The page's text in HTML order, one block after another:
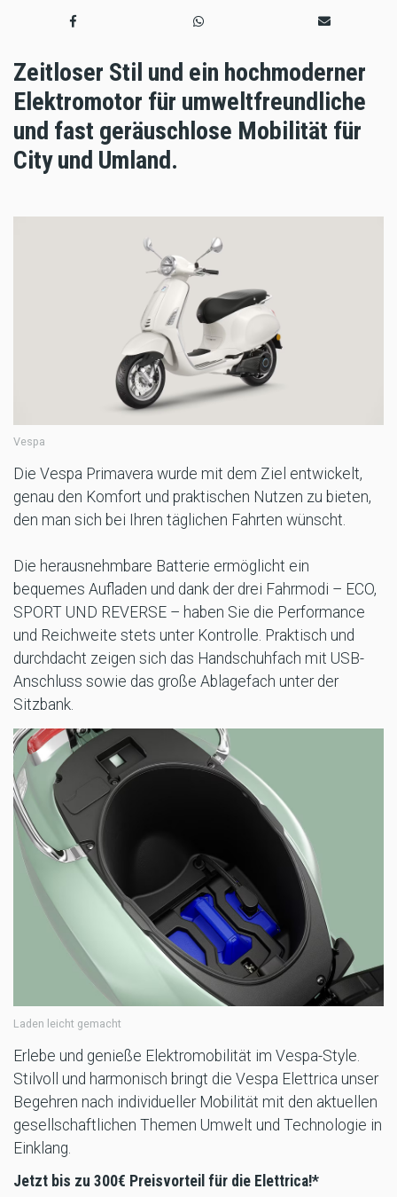
Zeitloser Stil und ein hochmoderner
Elektromotor für umweltfreundliche
und fast geräuschlose Mobilität für
City und Umland.
Vespa
Die Vespa Primavera wurde mit dem Ziel entwickelt,
genau den Komfort und praktischen Nutzen zu bieten,
den man sich bei Ihren täglichen Fahrten wünscht.
Die herausnehmbare Batterie ermöglicht ein
bequemes Aufladen und dank der drei Fahrmodi – ECO,
SPORT UND REVERSE – haben Sie die Performance
und Reichweite stets unter Kontrolle. Praktisch und
durchdacht zeigen sich das Handschuhfach mit USB-
Anschluss sowie das große Ablagefach unter der
Sitzbank.
Laden leicht gemacht
Erlebe und genieße Elektromobilität im Vespa-Style.
Stilvoll und harmonisch bringt die Vespa Elettrica unser
Begehren nach individueller Mobilität mit den aktuellen
gesellschaftlichen Themen Umwelt und Technologie in
Einklang.
Jetzt bis zu 300€ Preisvorteil für die Elettrica!*